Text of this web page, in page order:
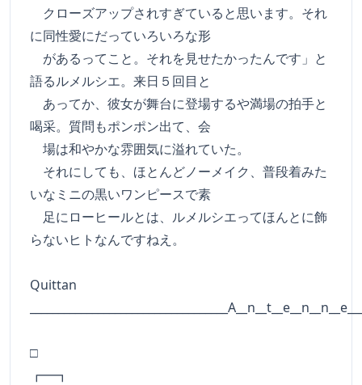
クローズアップされすぎていると思います。それ
に同性愛にだっていろいろな形
があるってこと。それを見せたかったんです」と
語るルメルシエ。来日５回目と
あってか、彼女が舞台に登場するや満場の拍手と
喝采。質問もポンポン出て、会
場は和やかな雰囲気に溢れていた。
それにしても、ほとんどノーメイク、普段着みた
いなミニの黒いワンピースで素
足にローヒールとは、ルメルシエってほんとに飾
らないヒトなんですねえ。
Quittan
□